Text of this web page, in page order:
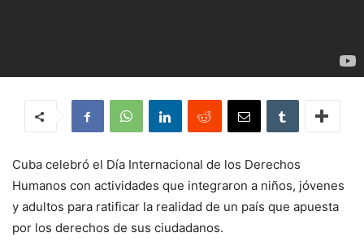
Cuba celebró el Día Internacional de los Derechos
Humanos con actividades que integraron a niños, jóvenes
y adultos para ratificar la realidad de un país que apuesta
por los derechos de sus ciudadanos.